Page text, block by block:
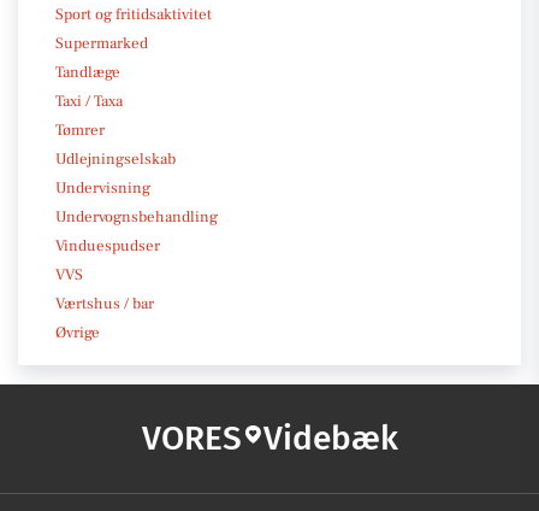
Sport og fritidsaktivitet
Supermarked
Tandlæge
Taxi / Taxa
Tømrer
Udlejningselskab
Undervisning
Undervognsbehandling
Vinduespudser
VVS
Værtshus / bar
Øvrige
VORES Videbæk